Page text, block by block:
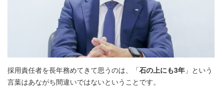
採用責任者を長年務めてきて思うのは、「石の上にも3年 」という
言葉はあながち間違いではないということです。